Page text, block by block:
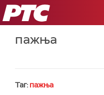
РТС
пажња
Таг: пажња